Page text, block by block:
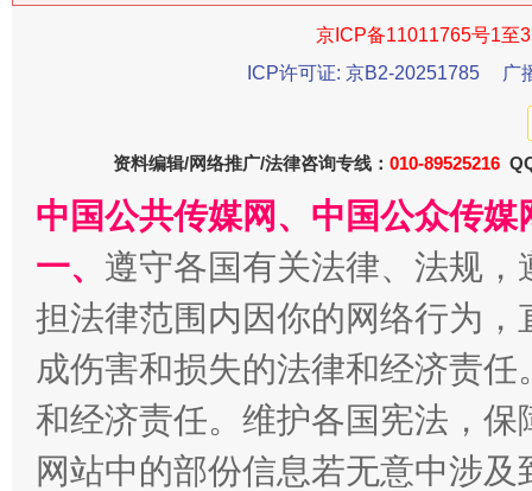
习近平的博鳌关键词
魏明亮
京ICP备11011765号1至
ICP许可证: 京B2-20251785
广
资料编辑/网络推广/法律咨询专线： 010-89525216
中国公共传媒网、中国公众传
一、 遵守各国有关法律、法规
担法律范围内因你的网络行为
成伤害和损失的法律和经济责
和经济责任。维护各国宪法，
网站中的部份信息若无意中涉